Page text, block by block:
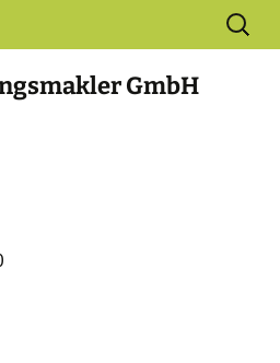
Haldern e.V.Suchen
nach:
GmbH